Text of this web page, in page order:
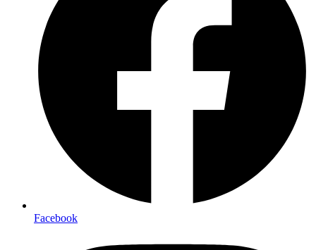
Facebook